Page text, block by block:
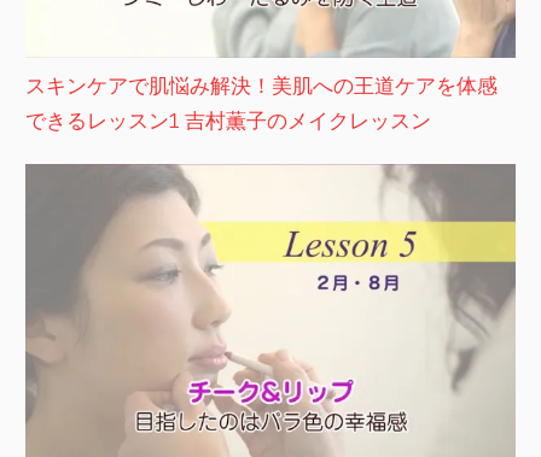
スキンケアで肌悩み解決！美肌への王道ケアを体感
できるレッスン1 吉村薫子のメイクレッスン